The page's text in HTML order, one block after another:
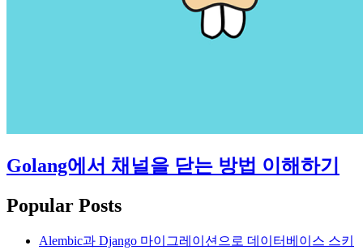
Golang에서 채널을 닫는 방법 이해하기
Popular Posts
Alembic과 Django 마이그레이션으로 데이터베이스 스키